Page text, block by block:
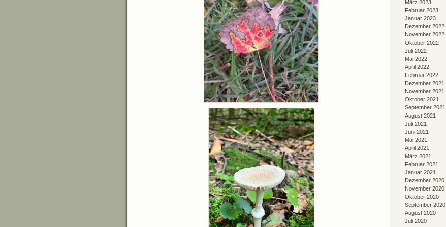
März 2023
Februar 2023
Januar 2023
Dezember 2022
November 2022
Oktober 2022
Juli 2022
Mai 2022
April 2022
Februar 2022
Dezember 2021
November 2021
Oktober 2021
September 2021
August 2021
Juli 2021
Juni 2021
Mai 2021
April 2021
März 2021
Februar 2021
Januar 2021
Dezember 2020
November 2020
Oktober 2020
September 2020
August 2020
Juli 2020